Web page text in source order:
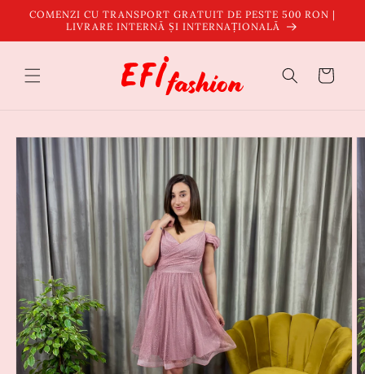
Salt la
conținut
COMENZI CU TRANSPORT GRATUIT DE PESTE 500 RON |
LIVRARE INTERNĂ ȘI INTERNAȚIONALĂ
Coș
informațiile
despre
produs